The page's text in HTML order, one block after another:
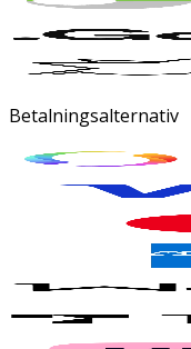
Betalningsalternativ